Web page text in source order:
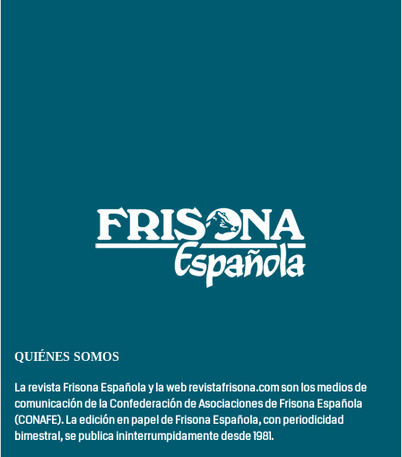
QUIÉNES SOMOS
La revista Frisona Española y la web revistafrisona.com son los medios de
comunicación de la Confederación de Asociaciones de Frisona Española
(CONAFE). La edición en papel de Frisona Española, conperiodicidad
bimestral,se publica ininterrumpidamente desde 1981.